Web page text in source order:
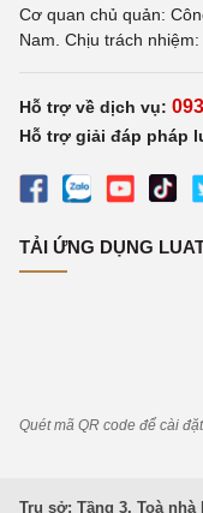
Cơ quan chủ quản:
Nam. Chịu trách
Hỗ trợ về dịch vụ:
Hỗ trợ giải đáp pháp
TẢI ỨNG DỤNG
Quét mã QR code để cài đặt
Trụ sở: Tầng 3, Toà nhà